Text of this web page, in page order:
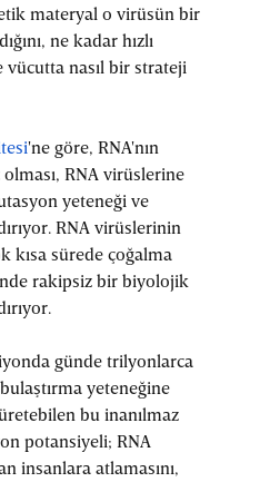
materyal o virüsün bir
ne kadar hızlı
nasıl bir strateji
'ne göre, RNA'nın
olması, RNA virüslerine
yeteneği ve
RNA virüslerinin
kısa sürede çoğalma
rakipsiz bir biyolojik
günde trilyonlarca
yeteneğine
bu inanılmaz
potansiyeli; RNA
insanlara atlamasını,